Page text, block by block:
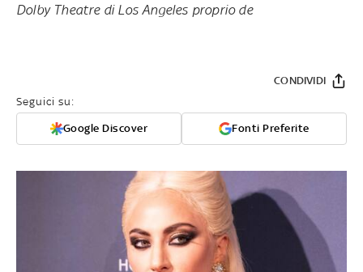
Dolby Theatre di Los Angeles proprio de
Seguici su:
Google Discover Fonti Preferite
CONDIVIDI